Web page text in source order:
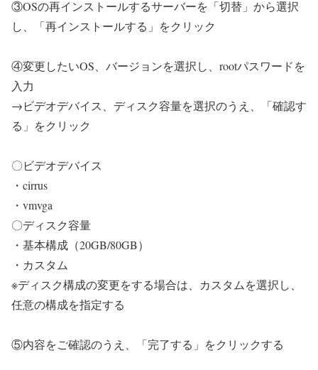
③OSの再インストールするサーバーを「切替」から選択
し、「再インストールする」をクリック
④変更したいOS、バージョンを選択し、rootパスワードを
入力
→ビデオデバイス、ディスク容量を選択のうえ、「確認す
る」をクリック
〇ビデオデバイス
・cirrus
・vmvga
〇ディスク容量
・基本構成（20GB/80GB）
・カスタム
※ディスク構成の変更をする場合は、カスタムを選択し、
任意の構成を指定する
⑤内容をご確認のうえ、「完了する」をクリックする